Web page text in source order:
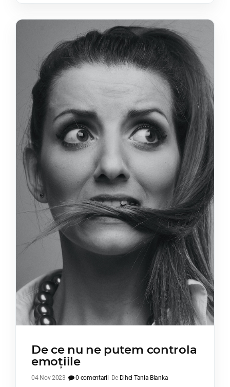
De ce nu ne putem controla
emoțiile
04 Nov 2023 0 comentarii De Dihel Tania Blanka